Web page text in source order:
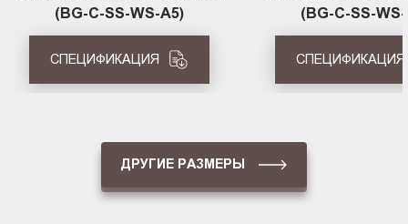
(BG-C-SS-WS-A5)
СПЕЦИФИКАЦИЯ
(BG-C-SS-
СПЕЦИФИКАЦИЯ
ДРУГИЕ РАЗМЕРЫ